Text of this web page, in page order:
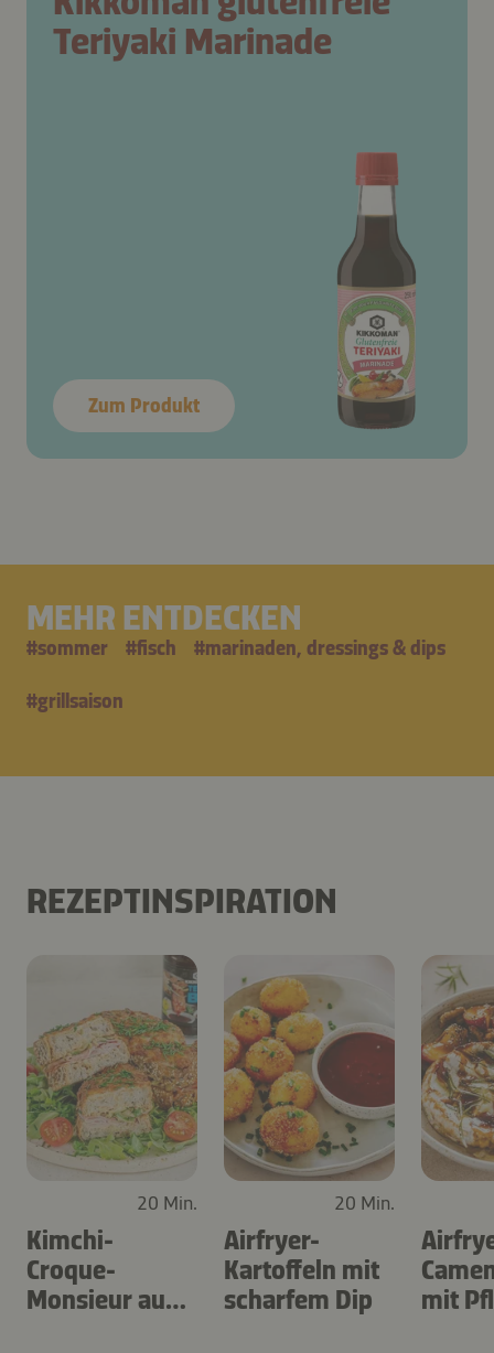
Teriyaki Marinade
Zum Produkt
MEHR ENTDECKEN
#sommer #fisch #marinaden, dressings & dips
#grillsaison
REZEPTINSPIRATION
20 Min.
Kimchi-
Croque-
Monsieur aus
20 Min.
Airfryer-
Kartoffeln mit
scharfem Dip
mit